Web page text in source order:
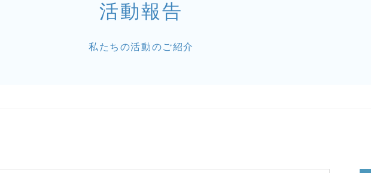
活動報告
私たちの活動のご紹介